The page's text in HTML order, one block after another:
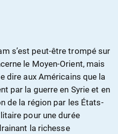
s’est peut-être trompé sur
le Moyen-Orient, mais
dire aux Américains que la
par la guerre en Syrie et en
de la région par les États-
pour une durée
la richesse